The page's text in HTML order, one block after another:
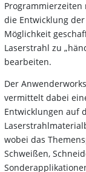
die Entwicklung
Möglichkeit
Laserstrahl zu
bearbeiten.
Der
vermittelt dabei
Entwicklungen auf
wobei das
Schweißen,